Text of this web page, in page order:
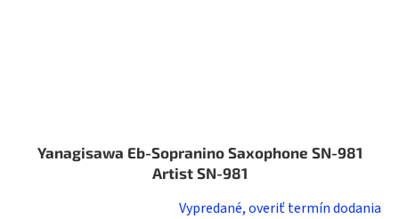
Yanagisawa Eb-Sopranino Saxophone SN-981
Artist SN-981
Vypredané, overiť termín dodania